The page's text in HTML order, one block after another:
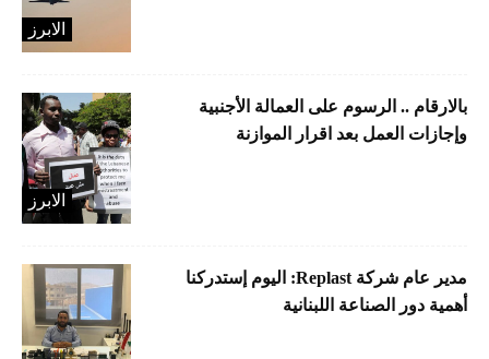
الابرز
الابرز
بالارقام .. الرسوم على العمالة الأجنبية
وإجازات العمل بعد اقرار الموازنة
مدير عام شركة Replast: اليوم إستدركنا
أهمية دور الصناعة اللبنانية